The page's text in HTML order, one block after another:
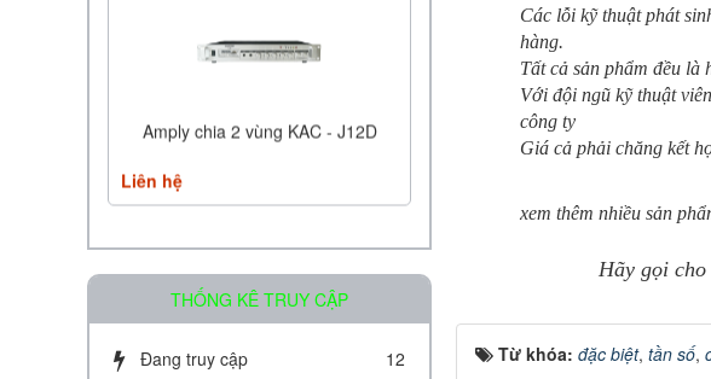
Các lỗi kỹ thuật phát
hàng.
Tất cả sản phẩm đều
Với đội ngũ kỹ thuật
công ty
Giá cả phải chăng kết
xem thêm nhiều sản
Hãy gọi cho
Từ khóa: đặc biệt, tần số,
Amply chia 2 vùng KAC - J12D
Liên hệ
THỐNG KÊ TRUY CẬP
Đang truy cập
12